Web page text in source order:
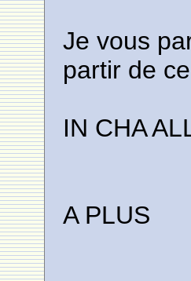
Je vous
partir de
IN CHA
A PLUS